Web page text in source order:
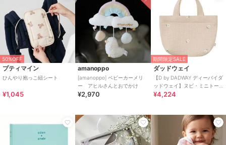
50%OFF
プティマイン
ひんやり抱っこ紐シート
¥1,045
amanoppo
[amanoppo] ベビーカーメリ
ー アヒルさんとおでかけ
¥2,970
期間限定SALE
ダッドウェイ
【D by DADWAY ディーバイダ
ッドウェイ】ヌビ・ミニトー
トバッグ
¥4,224